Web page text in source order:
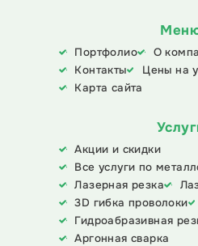
Портфолио О
Контакты
Цены на
Карта сайта
Акции и скидки
Все услуги по
Лазерная резка
3D гибка проволоки
Гидроабразивная
Аргонная сварка